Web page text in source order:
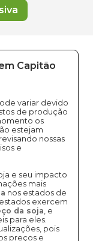
Capitão
variar devido
de produção
os
estejam
nossas
e
e seu impacto
mais
nos estados de
estados exercem
da soja, e
para eles.
pois
preços e